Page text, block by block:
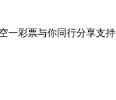
彩票与你同行分享支持